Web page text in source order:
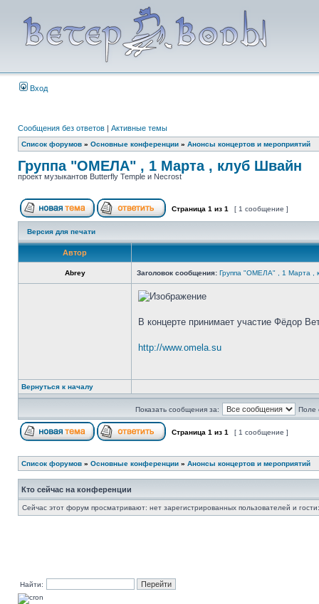
Вход
Сообщения без ответов | Активные темы
Список форумов » Основные конференции » Анонсы концертов и мероприятий
Группа "ОМЕЛА" , 1 Марта , клуб Швайн
проект музыкантов Butterfly Temple и Necrost
Страница 1 из 1 [ 1 сообщение ]
Версия для печати
Автор
Abrey Заголовок сообщения: Группа "ОМЕЛА" , 1 Марта ,
В концерте принимает участие Фёдор
http://www.omela.su
Вернуться к началу
Показать сообщения за: Поле
Страница 1 из 1 [ 1 сообщение ]
Список форумов » Основные конференции » Анонсы концертов и мероприятий
Кто сейчас на конференции
Сейчас этот форум просматривают: нет зарегистрированных пользователей и
Найти: